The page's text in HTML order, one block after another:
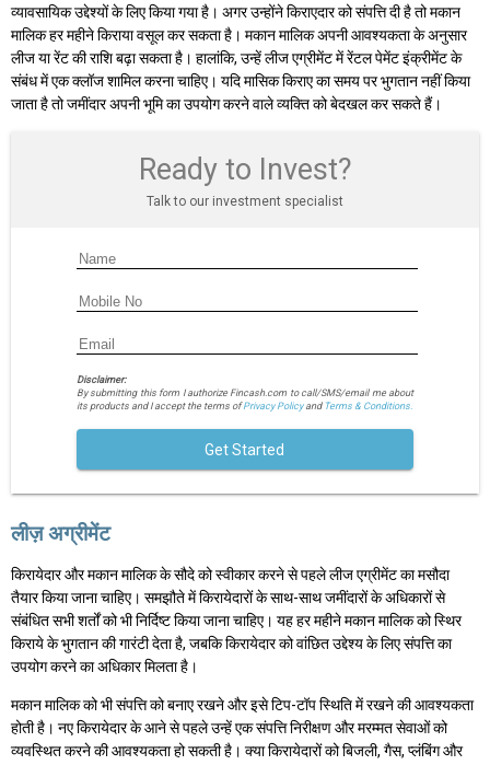
व्यावसायिक उद्देश्यों के लिए किया गया है। अगर उन्होंने किराएदार को संपत्ति दी है तो मकान
मालिक हर महीने किराया वसूल कर सकता है। मकान मालिक अपनी आवश्यकता के अनुसार
लीज या रेंट की राशि बढ़ा सकता है। हालांकि, उन्हें लीज एग्रीमेंट में रेंटल पेमेंट इंक्रीमेंट के
संबंध में एक क्लॉज शामिल करना चाहिए। यदि मासिक किराए का समय पर भुगतान नहीं किया
जाता है तो जमींदार अपनी भूमि का उपयोग करने वाले व्यक्ति को बेदखल कर सकते हैं।
Ready to Invest?
Talk to our investment specialist
Disclaimer:
By submitting this form I authorize Fincash.com to call/SMS/email me about
its products and I accept the terms ofPrivacy Policyand Terms & Conditions.
Get Started
लीज़ अग्रीमेंट
किरायेदार और मकान मालिक के सौदे को स्वीकार करने से पहले लीज एग्रीमेंट का मसौदा
तैयार किया जाना चाहिए। समझौते में किरायेदारों के साथ-साथ जमींदारों के अधिकारों से
संबंधित सभी शर्तों को भी निर्दिष्ट किया जाना चाहिए। यह हर महीने मकान मालिक को स्थिर
किराये के भुगतान की गारंटी देता है, जबकि किरायेदार को वांछित उद्देश्य के लिए संपत्ति का
उपयोग करने का अधिकार मिलता है।
मकान मालिक को भी संपत्ति को बनाए रखने और इसे टिप-टॉप स्थिति में रखने की आवश्यकता
होती है। नए किरायेदार के आने से पहले उन्हें एक संपत्ति निरीक्षण और मरम्मत सेवाओं को
व्यवस्थित करने की आवश्यकता हो सकती है। क्या किरायेदारों को बिजली, गैस, प्लंबिंग और